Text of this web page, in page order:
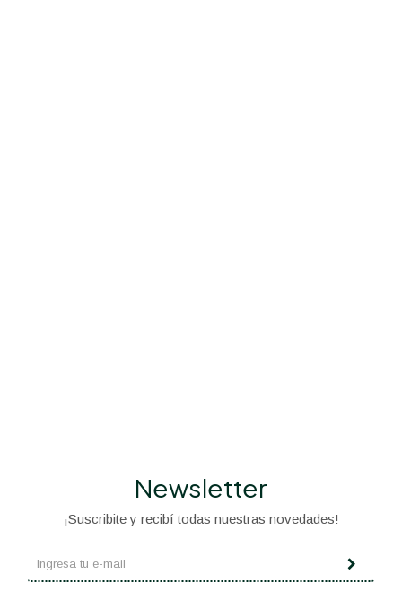
Newsletter
¡Suscribite y recibí todas nuestras novedades!